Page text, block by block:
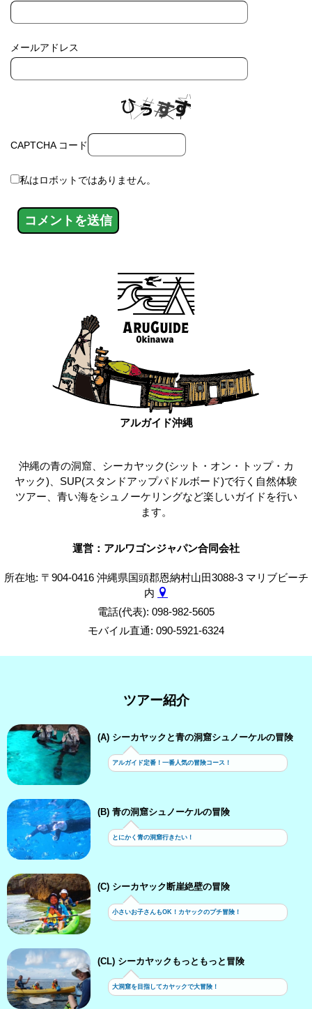
メールアドレス
CAPTCHA コード
私はロボットではありません。
アルガイド沖縄
沖縄の青の洞窟、シーカヤック(シット・オン・トップ・カ
ヤック)、SUP(スタンドアップパドルボード)で行く自然体験
ツアー、青い海をシュノーケリングなど楽しいガイドを行い
ます。
運営：アルワゴンジャパン合同会社
所在地: 〒904-0416 沖縄県国頭郡恩納村山田3088-3 マリブビーチ
内
電話(代表): 098-982-5605
モバイル直通: 090-5921-6324
ツアー紹介
(A) シーカヤックと青の洞窟シュノーケルの冒険
アルガイド定番！一番人気の冒険コース！
(B) 青の洞窟シュノーケルの冒険
とにかく青の洞窟行きたい！
(C) シーカヤック断崖絶壁の冒険
小さいお子さんもOK！カヤックのプチ冒険！
(CL) シーカヤックもっともっと冒険
大洞窟を目指してカヤックで大冒険！